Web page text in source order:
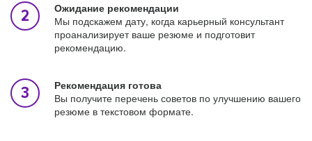
Ожидание рекомендации
Мы подскажем дату, когда карьерный консультант
проанализирует ваше резюме и подготовит
рекомендацию.
Рекомендация готова
Вы получите перечень советов по улучшению вашего
резюме в текстовом формате.